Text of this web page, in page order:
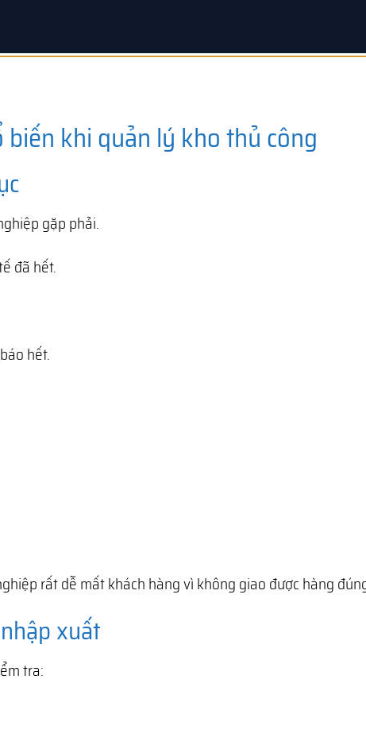
khi quản lý kho thủ công
gặp phải.
đã hết.
hết.
rất dễ mất khách hàng vì không giao được hàng
xuất
tra: